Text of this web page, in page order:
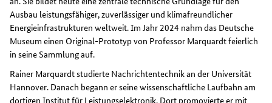
Ausbau leistungsfähiger, zuverlässiger und klimafreundlicher
Energieinfrastrukturen weltweit. Im Jahr 2024 nahm das Deutsche
Museum einen Original-Prototyp von Professor Marquardt feierlich
in seine Sammlung auf.
Rainer Marquardt studierte Nachrichtentechnik an der Universität
Hannover. Danach begann er seine wissenschaftliche Laufbahn am
dortigen Institut für Leistungselektronik. Dort promovierte er mit